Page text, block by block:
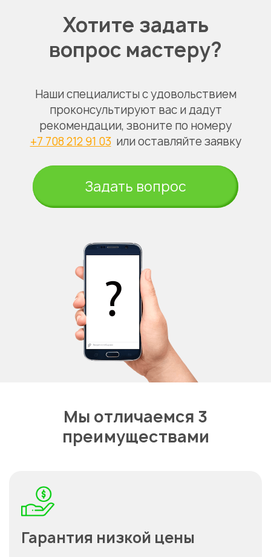
Хотите задать
вопрос мастеру?
Наши специалисты с удовольствием
проконсультируют вас и дадут
рекомендации, звоните по номеру
+7 708 212 91 03 или оставляйте заявку
Задать вопрос
Мы отличаемся 3
преимуществами
Гарантия низкой цены